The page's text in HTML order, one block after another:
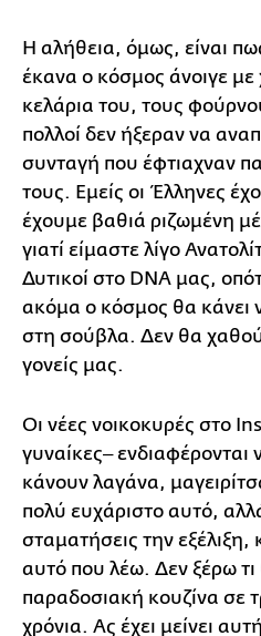
Η αλήθεια, όμως, είναι
έκανα ο κόσμος άνοιγε με
κελάρια του, τους
πολλοί δεν ήξεραν να
συνταγή που έφτιαχναν
τους. Εμείς οι Έλληνες
έχουμε βαθιά ριζωμένη
γιατί είμαστε λίγο
Δυτικοί στο DNA μας,
ακόμα ο κόσμος θα κάνει
στη σούβλα. Δεν θα
γονείς μας.
Οι νέες νοικοκυρές στο
γυναίκες‒
κάνουν λαγάνα,
πολύ ευχάριστο αυτό,
σταματήσεις την εξέλιξη,
αυτό που λέω. Δεν ξέρω τι
παραδοσιακή κουζίνα σε
χρόνια. Ας έχει μείνει